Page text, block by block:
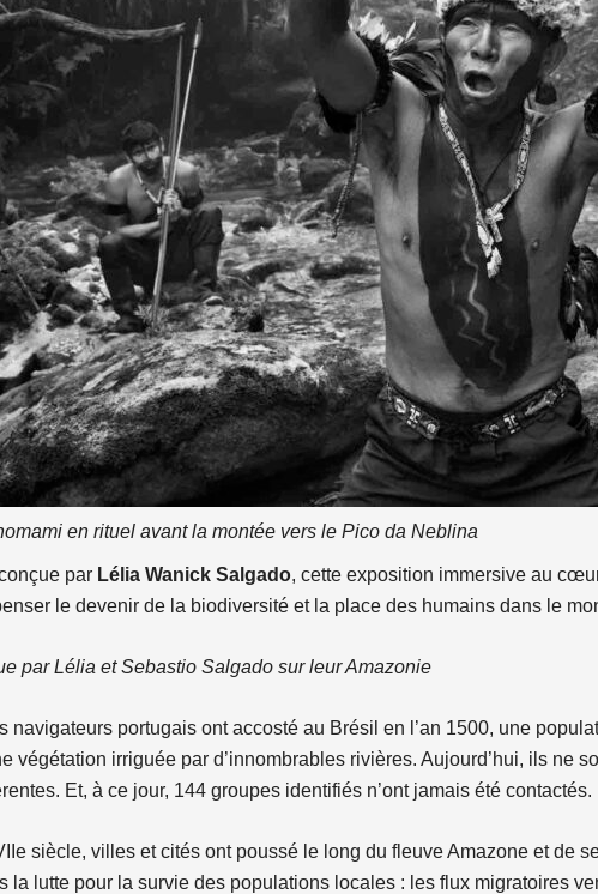
en rituel avant la montée vers le Pico da Neblina
par Lélia Wanick Salgado, cette exposition immersive au
le devenir de la biodiversité et la place des humains dans le
par Lélia et Sebastio Salgado sur leur Amazonie
navigateurs portugais ont accosté au Brésil en l’an 1500, une
végétation irriguée par d’innombrables rivières. Aujourd’hui, ils ne
Et, à ce jour, 144 groupes identifiés n’ont jamais été contactés.
siècle, villes et cités ont poussé le long du fleuve Amazone et de
la lutte pour la survie des populations locales : les flux migratoires